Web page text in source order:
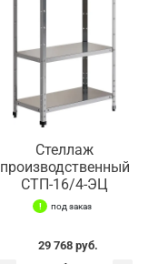
Стеллаж
производственный
СТП-16/4-ЭЦ
под заказ
29 768 руб.